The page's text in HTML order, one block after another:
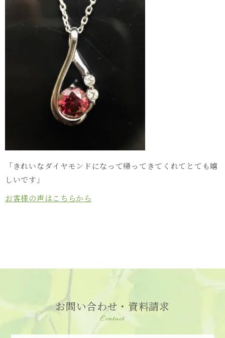
「きれいなダイヤモンドになって帰ってきてくれてとても嬉
しいです」
お客様の声はこちらから
お問い合わせ・資料請求
Contact